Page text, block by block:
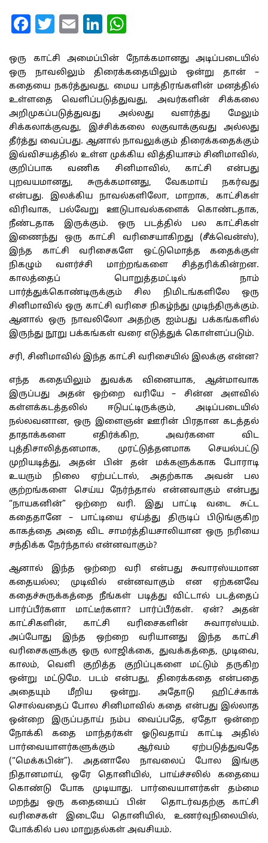
Facebook
Twitter
EmailLinkedIn
ஒரு காட்சி அமைப்பின் நோக்கமானது அடிப்படையில்
ஒரு நாவலிலும் திரைக்கதையிலும் ஒன்று தான் –
கதையை நகர்த்துவது, மைய பாத்திரங்களின் மனத்தில்
உள்ளதை வெளிப்படுத்துவது, அவர்களின் சிக்கலை
அறிமுகப்படுத்துவது அல்லது வளர்த்து மேலும்
சிக்கலாக்குவது, இச்சிக்கலை லகுவாக்குவது அல்லது
தீர்த்து வைப்பது. ஆனால் நாவலுக்கும் திரைக்கதைக்கும்
இவ்விசயத்தில் உள்ள முக்கிய வித்தியாசம் சினிமாவில்,
குறிப்பாக வணிக சினிமாவில், காட்சி என்பது
புறவயமானது, சுருக்கமானது, வேகமாய் நகர்வது
என்பது. இலக்கிய நாவல்களிலோ, மாறாக, காட்சிகள்
விரிவாக, பல்வேறு ஊடுபாவல்களைக் கொண்டதாக,
நீண்டதாக இருக்கும். ஒரு படத்தில் பல காட்சிகள்
இணைந்து ஒரு காட்சி வரிசையாகிறது (சீக்வென்ஸ்),
இந்த காட்சி வரிசைகளே ஒட்டுமொத்த கதைக்குள்
நிகழும் வளர்ச்சி மாற்றங்களை சித்தரிக்கின்றன.
காலத்தைப் பொறுத்தமட்டில் நாம்
பார்த்துக்கொண்டிருக்கும் சில நிமிடங்களிலே ஒரு
சினிமாவில் ஒரு காட்சி வரிசை நிகழ்ந்து முடிந்திருக்கும்.
ஆனால் ஒரு நாவலிலோ அதற்கு ஐம்பது பக்கங்களில்
இருந்து நூறு பக்கங்கள் வரை எடுத்துக் கொள்ளப்படும்.
சரி, சினிமாவில் இந்த காட்சி வரிசையில் இலக்கு என்ன?
எந்த கதையிலும் துவக்க வினையாக, ஆன்மாவாக
இருப்பது அதன் ஒற்றை வரியே – சின்ன அளவில்
கள்ளக்கடத்தலில் ஈடுபட்டிருக்கும், அடிப்படையில்
நல்லவனான, ஒரு இளைஞன் ஊரின் பிரதான கடத்தல்
தாதாக்களை எதிர்க்கிற, அவர்களை விட
புத்திசாலித்தனமாக, முரட்டுத்தனமாக செயல்பட்டு
முறியடித்து, அதன் பின் தன் மக்களுக்காக போராடி
உயரும் நிலை ஏற்பட்டால், அதற்காக அவன் பல
குற்றங்களை செய்ய நேர்ந்தால் என்னவாகும் என்பது
“நாயகனின்” ஒற்றை வரி. இது பாட்டி வடை சுட்ட
கதைதானே – பாட்டியை ஏய்த்து திருடிப் பிடுங்குகிற
காகத்தை அதை விட சாமர்த்தியசாலியான ஒரு நரியை
சந்திக்க நேர்ந்தால் என்னவாகும்?
ஆனால் இந்த ஒற்றை வரி என்பது சுவாரஸ்யமான
கதையல்ல; முடிவில் என்னவாகும் என ஏற்கனவே
கதைச்சுருக்கத்தை நீங்கள் படித்து விட்டால் படத்தைப்
பார்ப்பீர்களா மாட்டீர்களா? பார்ப்பீர்கள். ஏன்? அதன்
காட்சிகளின், காட்சி வரிசைகளின் சுவாரஸ்யம்.
அப்போது இந்த ஒற்றை வரியானது இந்த காட்சி
வரிசைகளுக்கு ஒரு லாஜிக்கை, துவக்கத்தை, முடிவை,
காலம், வெளி குறித்த குறிப்புகளை மட்டும் தருகிற
ஒன்று மட்டுமே. படம் என்பது, திரைக்கதை என்பதை
அதையும் மீறிய ஒன்று. அதோடு ஹிட்ச்காக்
சொல்வதைப் போல சினிமாவில் கதை என்பது இல்லாத
ஒன்றை இருப்பதாய் நம்ப வைப்பதே, ஏதோ ஒன்றை
நோக்கி கதை மாந்தர்கள் ஓடுவதாய் காட்டி அதில்
பார்வையாளர்களுக்கும் ஆர்வம் ஏற்படுத்துவதே
(“மெக்கபின்”). அதனாலே நாவலைப் போல இங்கு
நிதானமாய், ஒரே தொனியில், பாய்ச்சலில் கதையை
கொண்டு போக முடியாது. பார்வையாளர்கள் தம்மை
மறந்து ஒரு கதையைப் பின் தொடர்வதற்கு காட்சி
வரிசைகள் இடையே தொனியில், உணர்வுநிலையில்,
போக்கில் பல மாறுதல்கள் அவசியம்.